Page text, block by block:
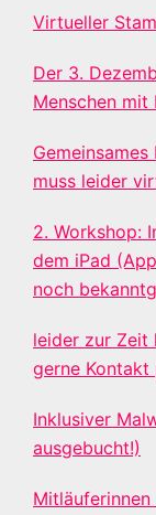
Virtueller
Der 3.
Menschen mit
muss leider
2. Workshop:
dem iPad
noch
leider zur Zeit
gerne Kontakt
Inklusiver
ausgebucht!)